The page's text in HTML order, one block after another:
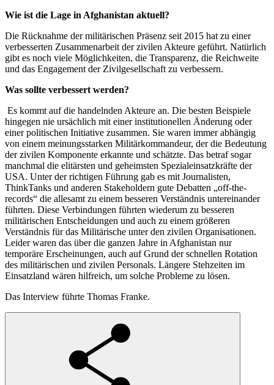
Wie ist die Lage in Afghanistan aktuell?
Die Rücknahme der militärischen Präsenz seit 2015 hat zu einer
verbesserten Zusammenarbeit der zivilen Akteure geführt. Natürlich
gibt es noch viele Möglichkeiten, die Transparenz, die Reichweite
und das Engagement der Zivilgesellschaft zu verbessern.
Was sollte verbessert werden?
Es kommt auf die handelnden Akteure an. Die besten Beispiele
hingegen nie ursächlich mit einer institutionellen Änderung oder
einer politischen Initiative zusammen. Sie waren immer abhängig
von einem meinungsstarken Militärkommandeur, der die Bedeutung
der zivilen Komponente erkannte und schätzte. Das betraf sogar
manchmal die elitärsten und geheimsten Spezialeinsatzkräfte der
USA. Unter der richtigen Führung gab es mit Journalisten,
ThinkTanks und anderen Stakeholdern gute Debatten „off-the-
records“ die allesamt zu einem besseren Verständnis untereinander
führten. Diese Verbindungen führten wiederum zu besseren
militärischen Entscheidungen und auch zu einem größeren
Verständnis für das Militärische unter den zivilen Organisationen.
Leider waren das über die ganzen Jahre in Afghanistan nur
temporäre Erscheinungen, auch auf Grund der schnellen Rotation
des militärischen und zivilen Personals. Längere Stehzeiten im
Einsatzland wären hilfreich, um solche Probleme zu lösen.
Das Interview führte Thomas Franke.